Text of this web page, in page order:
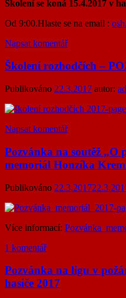
Školení se koná 15.4.2017 v
Od 9:00.Hlaste se na email :
Napsat komentář
Školení rozhodčích –
Publikováno 22.3.2017 autor:
Napsat komentář
Pozvánka na soutěž „O
memoriál Honzíka
Publikováno 22.3.2017
Více informací:
1 komentář
Pozvánka na ligu v
hasiče 2017